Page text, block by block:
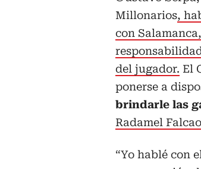
Millonarios,
con
del jugador. El
ponerse a
brindarle las
Radamel
“Yo hablé con